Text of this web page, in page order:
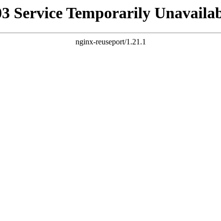
Service Temporarily
nginx-reuseport/1.21.1